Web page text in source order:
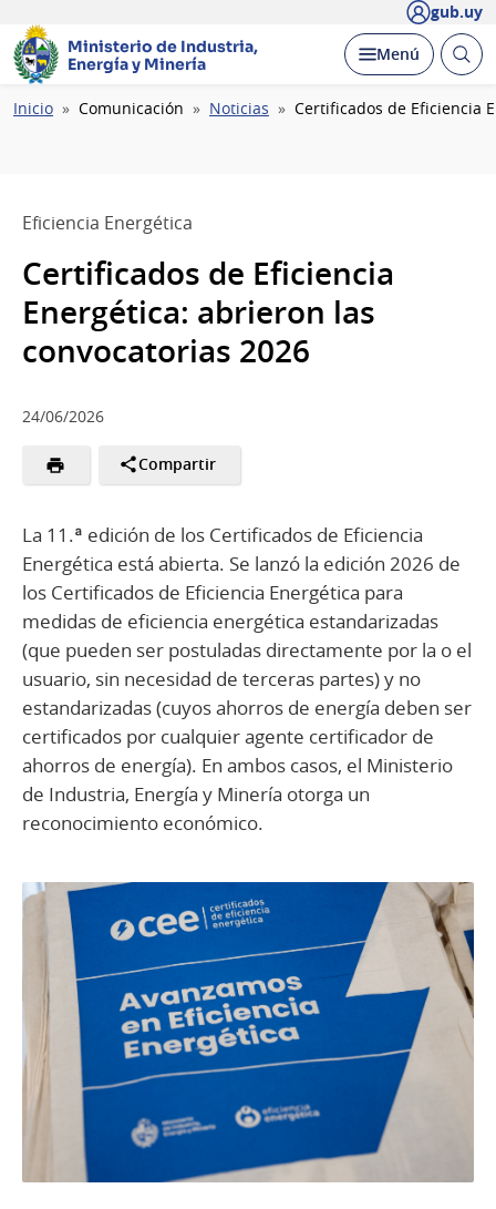
gub.uy
Ministerio de Industria,
Energía y Minería
Desplegar
Menú Abrir
Ruta
Inicio Comunicación Noticias Certificados de Eficiencia
Eficiencia Energética
Certificados de Eficiencia
Energética: abrieron las
convocatorias 2026
24/06/2026
Compartir
La 11.ª edición de los Certificados de Eficiencia
Energética está abierta. Se lanzó la edición 2026 de
los Certificados de Eficiencia Energética para
medidas de eficiencia energética estandarizadas
(que pueden ser postuladas directamente por la o el
usuario, sin necesidad de terceras partes) y no
estandarizadas (cuyos ahorros de energía deben ser
certificados por cualquier agente certificador de
ahorros de energía). En ambos casos, el Ministerio
de Industria, Energía y Minería otorga un
reconocimiento económico.